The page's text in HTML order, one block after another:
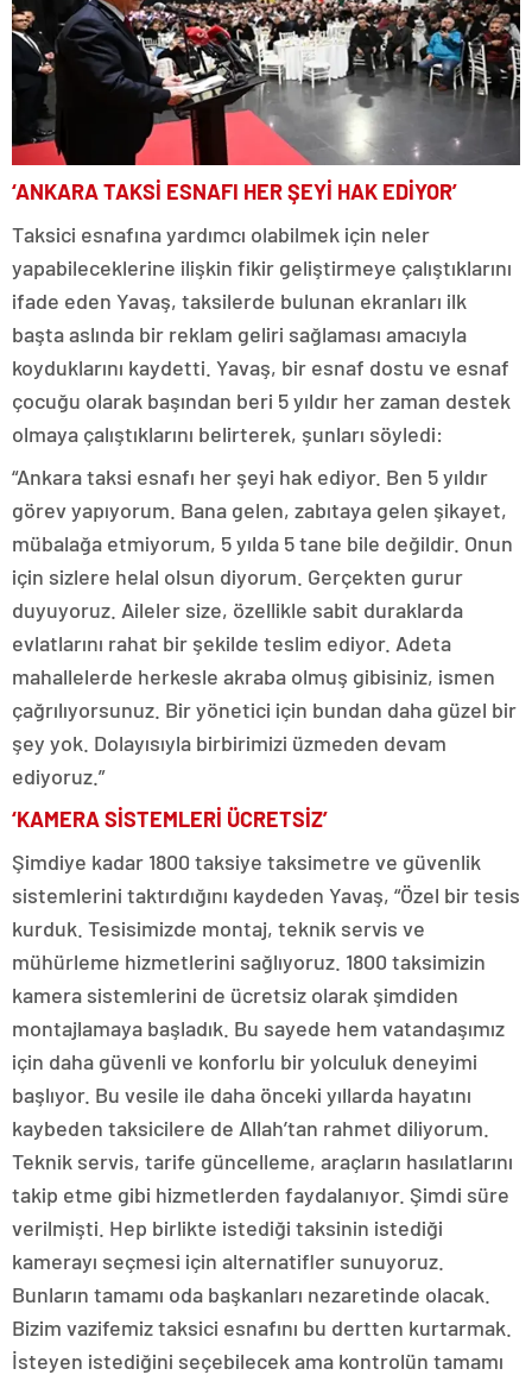
‘ANKARA TAKSİ ESNAFI HER ŞEYİ HAK EDİYOR’
Taksici esnafına yardımcı olabilmek için neler
yapabileceklerine ilişkin fikir geliştirmeye çalıştıklarını
ifade eden Yavaş, taksilerde bulunan ekranları ilk
başta aslında bir reklam geliri sağlaması amacıyla
koyduklarını kaydetti. Yavaş, bir esnaf dostu ve esnaf
çocuğu olarak başından beri 5 yıldır her zaman destek
olmaya çalıştıklarını belirterek, şunları söyledi:
“Ankara taksi esnafı her şeyi hak ediyor. Ben 5 yıldır
görev yapıyorum. Bana gelen, zabıtaya gelen şikayet,
mübalağa etmiyorum, 5 yılda 5 tane bile değildir. Onun
için sizlere helal olsun diyorum. Gerçekten gurur
duyuyoruz. Aileler size, özellikle sabit duraklarda
evlatlarını rahat bir şekilde teslim ediyor. Adeta
mahallelerde herkesle akraba olmuş gibisiniz, ismen
çağrılıyorsunuz. Bir yönetici için bundan daha güzel bir
şey yok. Dolayısıyla birbirimizi üzmeden devam
ediyoruz.”
‘KAMERA SİSTEMLERİ ÜCRETSİZ’
Şimdiye kadar 1800 taksiye taksimetre ve güvenlik
sistemlerini taktırdığını kaydeden Yavaş, “Özel bir tesis
kurduk. Tesisimizde montaj, teknik servis ve
mühürleme hizmetlerini sağlıyoruz. 1800 taksimizin
kamera sistemlerini de ücretsiz olarak şimdiden
montajlamaya başladık. Bu sayede hem vatandaşımız
için daha güvenli ve konforlu bir yolculuk deneyimi
başlıyor. Bu vesile ile daha önceki yıllarda hayatını
kaybeden taksicilere de Allah’tan rahmet diliyorum.
Teknik servis, tarife güncelleme, araçların hasılatlarını
takip etme gibi hizmetlerden faydalanıyor. Şimdi süre
verilmişti. Hep birlikte istediği taksinin istediği
kamerayı seçmesi için alternatifler sunuyoruz.
Bunların tamamı oda başkanları nezaretinde olacak.
Bizim vazifemiz taksici esnafını bu dertten kurtarmak.
İsteyen istediğini seçebilecek ama kontrolün tamamı